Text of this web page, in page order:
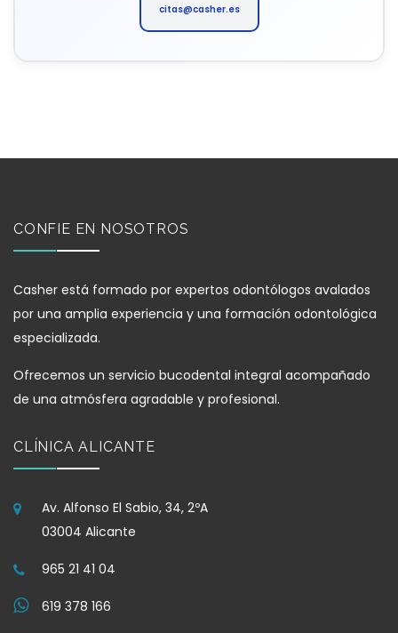
citas@casher.es
CONFIE EN NOSOTROS
Casher está formado por expertos odontólogos avalados
por una amplia experiencia y una formación odontológica
especializada.
Ofrecemos un servicio bucodental integral acompañado
de una atmósfera agradable y profesional.
CLÍNICA ALICANTE
Av. Alfonso El Sabio, 34, 2ºA
03004 Alicante
965 21 41 04
619 378 166